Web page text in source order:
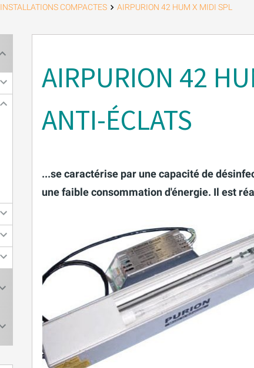
INSTALLATIONS COMPACTES AIRPURION 42 HUM X MIDI SPL
AIRPURION 42
ANTI-ÉCLATS
...se caractérise par une capacité de
une faible consommation d'énergie. Il est